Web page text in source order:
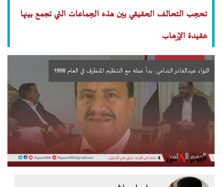
تحجب التحالف الحقيقي بين هذه الجماعات التي تجمع بينها
عقيدة الإرهاب
اللواء عبدالقادر الشامي، بدأ عمله مع التنظيم المتطرف في العام 1998